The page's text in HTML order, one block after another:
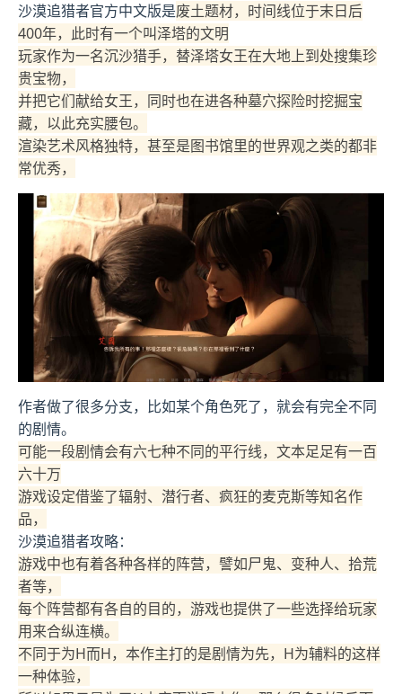
沙漠追猎者官方中文版是废土题材，时间线位于末日后
400年，此时有一个叫泽塔的文明
玩家作为一名沉沙猎手，替泽塔女王在大地上到处搜集珍
贵宝物，
并把它们献给女王，同时也在进各种墓穴探险时挖掘宝
藏，以此充实腰包。
渲染艺术风格独特，甚至是图书馆里的世界观之类的都非
常优秀，
作者做了很多分支，比如某个角色死了，就会有完全不同
的剧情。
可能一段剧情会有六七种不同的平行线，文本足足有一百
六十万
游戏设定借鉴了辐射、潜行者、疯狂的麦克斯等知名作
品，
沙漠追猎者攻略：
游戏中也有着各种各样的阵营，譬如尸鬼、变种人、拾荒
者等，
每个阵营都有各自的目的，游戏也提供了一些选择给玩家
用来合纵连横。
不同于为H而H，本作主打的是剧情为先，H为辅料的这样
一种体验，